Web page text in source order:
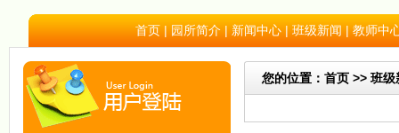
首页 | 园所简介 | 新闻中心 | 班级新闻 | 教师中
您的位置：首页 >> 班级